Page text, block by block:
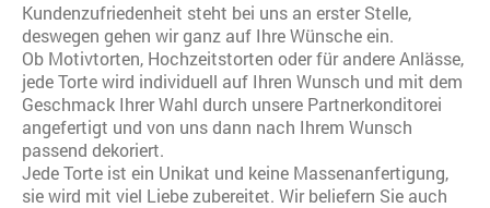
Kundenzufriedenheit steht bei uns an erster Stelle,
deswegen gehen wir ganz auf Ihre Wünsche ein.
Ob Motivtorten, Hochzeitstorten oder für andere Anlässe,
jede Torte wird individuell auf Ihren Wunsch und mit dem
Geschmack Ihrer Wahl durch unsere Partnerkonditorei
angefertigt und von uns dann nach Ihrem Wunsch
passend dekoriert.
Jede Torte ist ein Unikat und keine Massenanfertigung,
sie wird mit viel Liebe zubereitet. Wir beliefern Sie auch